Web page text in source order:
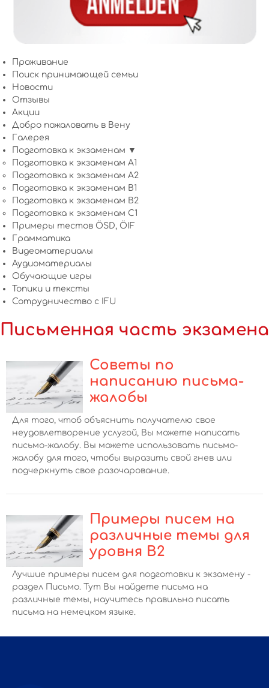
Проживание
Поиск принимающей семьи
Новости
Отзывы
Акции
Добро пожаловать в Вену
Галерея
Подготовка к экзаменам ▼
Подготовка к экзаменам A1
Подготовка к экзаменам A2
Подготовка к экзаменам B1
Подготовка к экзаменам B2
Подготовка к экзаменам C1
Примеры тестов ÖSD, ÖIF
Грамматика
Видеоматериалы
Аудиоматериалы
Обучающие игры
Топики и тексты
Сотрудничество c IFU
Письменная часть экзамена
Советы по
написанию письма-
жалобы
Для того, чтоб объяснить получателю свое
неудовлетворение услугой, Вы можете написать
письмо-жалобу. Вы можете использовать письмо-
жалобу для того, чтобы выразить свой гнев или
подчеркнуть свое разочарование.
Примеры писем на
различные темы для
уровня B2
Лучшие примеры писем для подготовки к экзамену -
раздел Письмо. Тут Вы найдете письма на
различные темы, научитесь правильно писать
письма на немецком языке.